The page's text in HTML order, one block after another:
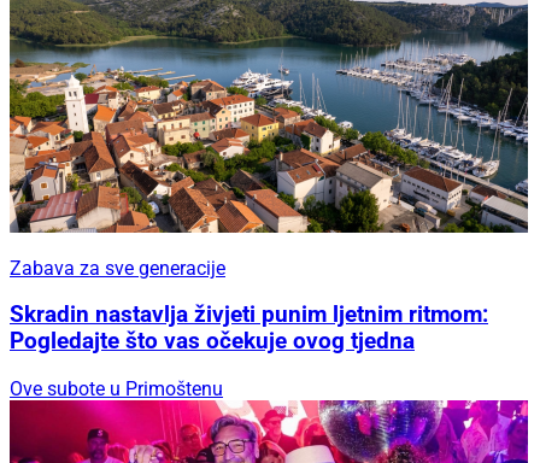
Zabava za sve generacije
Skradin nastavlja živjeti punim ljetnim ritmom:
Pogledajte što vas očekuje ovog tjedna
Ove subote u Primoštenu